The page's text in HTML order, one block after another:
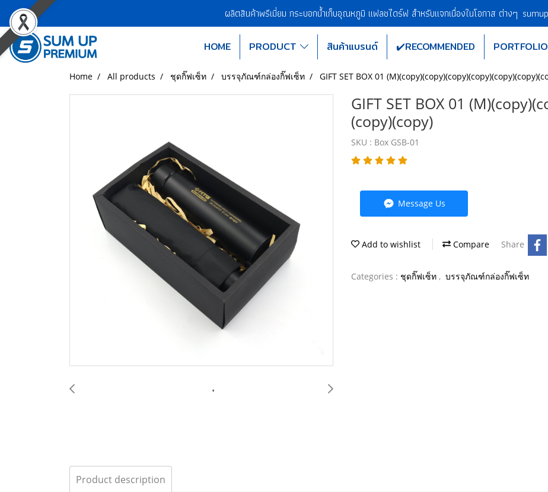
ผลิตสินค้าพรีเมี่ยม กระบอกน้ำเก็บอุณหภูมิ แฟลชไดร์ฟ สำหรับแจกเนื่องในโอกาส ต่างๆ
HOME PRODUCT สินค้าแบรนด์ ✔️RECOMMENDED PORTFOLIO
Home All products ชุดกิ๊ฟเซ็ท บรรจุภัณฑ์กล่องกิ๊ฟเซ็ท GIFT SET BOX 01
GIFT SET BOX 01
(copy)(copy)
SKU : Box GSB-01
Message Us
Add to wishlist Compare Share
Categories : ชุดกิ๊ฟเซ็ท , บรรจุภัณฑ์กล่องกิ๊ฟเซ็ท
Product description